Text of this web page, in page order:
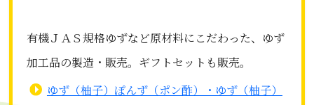
有機ＪＡＳ規格ゆずなど原材料にこだわった、ゆず
加工品の製造・販売。ギフトセットも販売。
ゆず（柚子）ぽんず（ポン酢）・ゆず（柚子）